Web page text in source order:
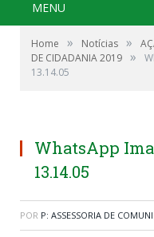
MENU
Home » Notícias »
DE CIDADANIA 2019 »
13.14.05
WhatsApp
13.14.05
POR P: ASSESSORIA DE